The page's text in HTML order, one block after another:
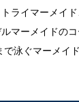
ライマーメイ
マーメイドの
で泳ぐマーメイ